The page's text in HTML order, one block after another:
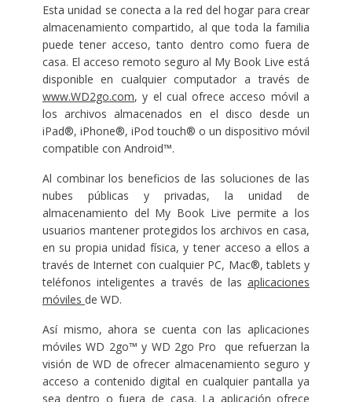
Esta unidad se conecta a la red del hogar para crear
almacenamiento compartido, al que toda la familia
puede tener acceso, tanto dentro como fuera de
casa. El acceso remoto seguro al My Book Live está
disponible en cualquier computador a través de
www.WD2go.com, y el cual ofrece acceso móvil a
los archivos almacenados en el disco desde un
iPad®, iPhone®, iPod touch® o un dispositivo móvil
compatible con Android™.
Al combinar los beneficios de las soluciones de las
nubes públicas y privadas, la unidad de
almacenamiento del My Book Live permite a los
usuarios mantener protegidos los archivos en casa,
en su propia unidad física, y tener acceso a ellos a
través de Internet con cualquier PC, Mac®, tablets y
teléfonos inteligentes a través de lasaplicaciones
móviles de WD.
Así mismo, ahora se cuenta con las aplicaciones
móviles WD 2go™ y WD 2go Pro que refuerzan la
visión de WD de ofrecer almacenamiento seguro y
acceso a contenido digital en cualquier pantalla ya
sea dentro o fuera de casa. La aplicación ofrece